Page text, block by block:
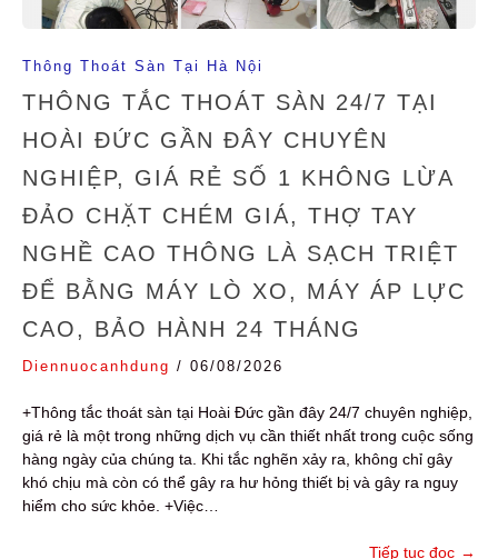
Thông Thoát Sàn Tại Hà Nội
THÔNG TẮC THOÁT SÀN 24/7 TẠI
HOÀI ĐỨC GẦN ĐÂY CHUYÊN
NGHIỆP, GIÁ RẺ SỐ 1 KHÔNG LỪA
ĐẢO CHẶT CHÉM GIÁ, THỢ TAY
NGHỀ CAO THÔNG LÀ SẠCH TRIỆT
ĐỂ BẰNG MÁY LÒ XO, MÁY ÁP LỰC
CAO, BẢO HÀNH 24 THÁNG
Diennuocanhdung / 06/08/2026
+Thông tắc thoát sàn tại Hoài Đức gần đây 24/7 chuyên nghiệp,
giá rẻ là một trong những dịch vụ cần thiết nhất trong cuộc sống
hàng ngày của chúng ta. Khi tắc nghẽn xảy ra, không chỉ gây
khó chịu mà còn có thể gây ra hư hỏng thiết bị và gây ra nguy
hiểm cho sức khỏe. +Việc…
Tiếp tục đọc →